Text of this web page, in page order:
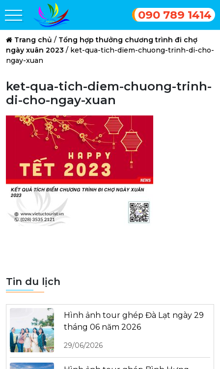
090 789 1414
Trang chủ / Tổng hợp thưởng chương trình đi chợ
ngày xuân 2023 / ket-qua-tich-diem-chuong-trinh-di-cho-
ngay-xuan
ket-qua-tich-diem-chuong-trinh-
di-cho-ngay-xuan
Tin du lịch
Hình ảnh tour ghép Đà Lạt ngày 29
tháng 06 năm 2026
29/06/2026